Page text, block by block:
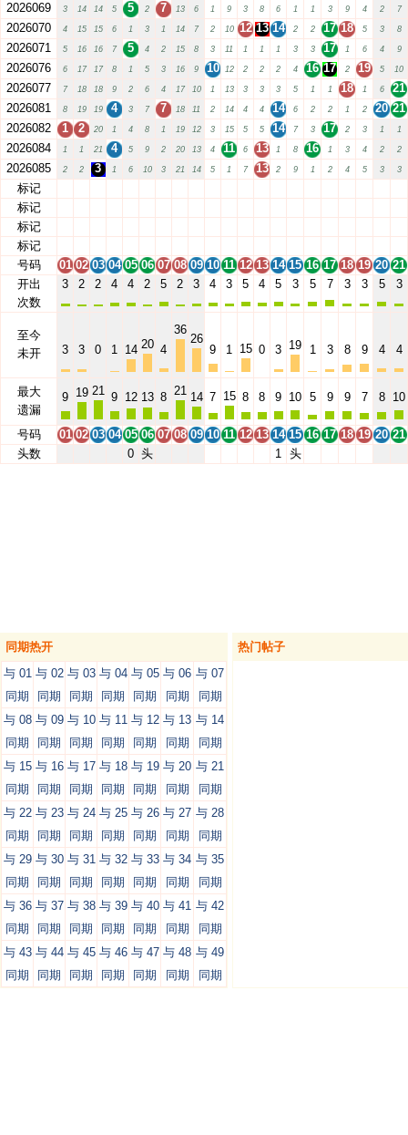
2026069 3 14 14 5 5 2 7 13 6 1 9 3 8 6 1 1 3 9 4 2 7
2026070 4 15 15 6 1 3 1 14 7 2 10 12 13 14 2 2 17 18 5 3 8
2026071 5 16 16 7 5 4 2 15 8 3 11 1 1 1 3 3 17 1 6 4 9
2026076 6 17 17 8 1 5 3 16 9 10 12 2 2 2 4 16 17 2 19 5 10
2026077 7 18 18 9 2 6 4 17 10 1 13 3 3 3 5 1 1 18 1 6
21
2026081
8 19 19 4 3 7 7 18 11 2 14 4 4 14 6 2 2 1 2 20 21
2026082
1 2 20 1 4 8 1 19 12 3 15 5 5 14 7 3 17 2 3 1 1
2026084 1 1 21 4 5 9 2 20 13 4 11 6 13 1 8 16 1 3 4 2 2
2026085 2 2 3 1 6 10 3 21 14 5 1 7 13 2 9 1 2 4 5 3 3
标记
标记
标记
标记
号码
01 02 03 04 05 06 07 08 09 10 11 12 13 14 15 16 17 18 19 20 21
开出
次数
3 2 2 4 4 2 5 2 3 4 3 5 4 5 3 5 7 3 3 5 3
至今
未开
3 3 0 1 14 20 4
36
26
9
1 15 0 3 19 1 3 8 9 4 4
最大
遗漏
9 19 21 9 12 13 8 21 14 7 15 8 8 9 10 5 9 9 7 8 10
号码 01 02 03 04 05 06 07 08 09 10 11 12 13 14 15 16 17 18 19 20 21
头数
0 头 1 头
同期热开
与 01
同期
与 02
同期
与 03
同期
与 04
同期
与 05
同期
与 06
同期
与 07
同期
与 08
同期
与 09
同期
与 10
同期
与 11
同期
与 12
同期
与 13
同期
与 14
同期
与 15
同期
与 16
同期
与 17
同期
与 18
同期
与 19
同期
与 20
同期
与 21
同期
与 22
同期
与 23
同期
与 24
同期
与 25
同期
与 26
同期
与 27
同期
与 28
同期
与 29
同期
与 30
同期
与 31
同期
与 32
同期
与 33
同期
与 34
同期
与 35
同期
与 36
同期
与 37
同期
与 38
同期
与 39
同期
与 40
同期
与 41
同期
与 42
同期
与 43
同期
与 44
同期
与 45
同期
与 46
同期
与 47
同期
与 48
同期
与 49
同期
热门帖子